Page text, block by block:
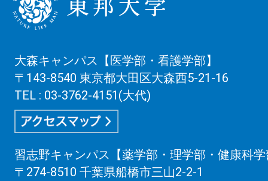
大森キャンパス【医学部・看護学部】
〒143-8540 東京都大田区大森西5-21-16
TEL : 03-3762-4151(大代)
習志野キャンパス【薬学部・理学部・健康科
〒274-8510 千葉県船橋市三山2-2-1